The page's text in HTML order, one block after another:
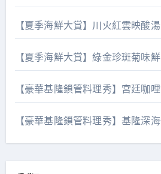
【夏季海鮮大賞】川火紅雲映酸湯
【夏季海鮮大賞】綠金珍斑菊味鮮
【豪華基隆鎖管料理秀】宮廷咖
【豪華基隆鎖管料理秀】基隆深